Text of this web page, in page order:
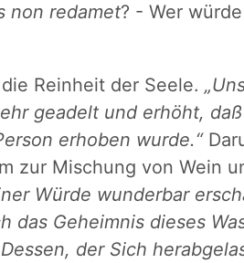
non redamet? - Wer
Reinheit der Seele.
geadelt und erhöht,
erhoben wurde.“
zur Mischung von Wein
Würde wunderbar
das Geheimnis dieses
der Sich